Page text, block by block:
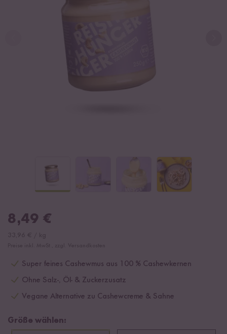
8,49 €
Super feines Cashewmus aus 100 % Cashewkernen
Ohne Salz-, Öl- & Zuckerzusatz
Vegane Alternative zu Cashewcreme & Sahne
Größe wählen: